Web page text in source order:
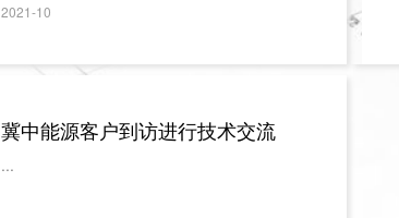
2021-10
冀中能源客户到访进行技术交流
...